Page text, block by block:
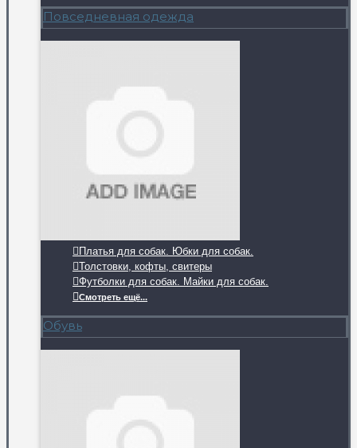
Повседневная одежда
Платья для собак. Юбки для собак.
Толстовки, кофты, свитеры
Футболки для собак. Майки для собак.
Смотреть ещё...
Обувь